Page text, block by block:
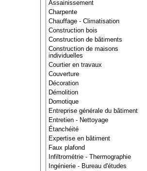
Assainissement
Charpente
Chauffage - Climatisation
Construction bois
Construction de bâtiments
Construction de maisons
individuelles
Courtier en travaux
Couverture
Décoration
Démolition
Domotique
Entreprise générale du bâtiment
Entretien - Nettoyage
Étanchéité
Expertise en bâtiment
Faux plafond
Infiltrométrie - Thermographie
Ingénierie - Bureau d'études